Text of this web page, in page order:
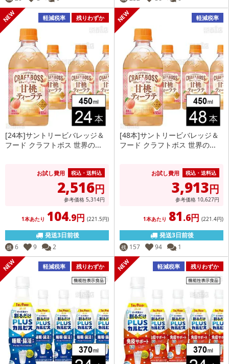
軽減税率 残りわずか
[24本]サントリービバレッジ＆
フード クラフトボス 世界の...
お試し費用 税込・送料込
2,516円
参考価格 5,314円
1本あたり 104.9円 (221.5円)
発送3日前後
残 6 9 2
軽減税率
[48本]サントリービバレッジ＆
フード クラフトボス 世界の...
お試し費用 税込・送料込
3,913円
参考価格 10,627円
1本あたり 81.6円 (221.4円)
発送3日前後
残 157 94 1
軽減税率 残りわずか 軽減税率 残りわずか